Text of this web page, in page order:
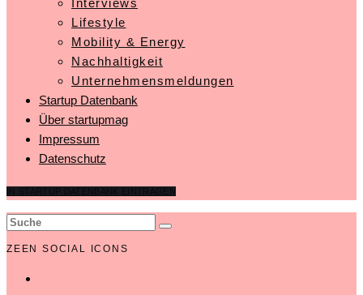
Interviews
Lifestyle
Mobility & Energy
Nachhaltigkeit
Unternehmensmeldungen
Startup Datenbank
Über startupmag
Impressum
Datenschutz
ZEEN SOCIAL ICONS